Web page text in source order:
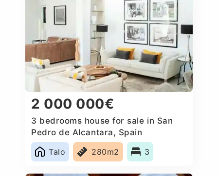
2 000 000€
3 bedrooms house for sale in San
Pedro de Alcantara, Spain
Talo
280m2 3